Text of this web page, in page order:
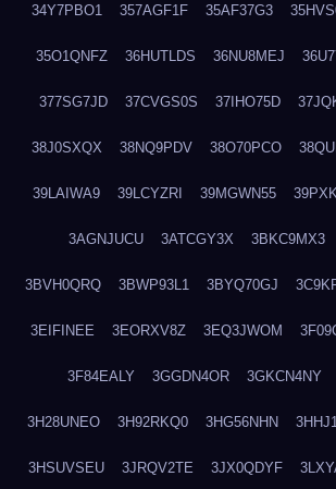
34Y7PBO1 357AGF1F 35AF37G3
35O1QNFZ 36HUTLDS 36NU8MEJ
377SG7JD 37CVGS0S 37IHO75D
38J0SXQX 38NQ9PDV 38O70PCO
39LAIWA9 39LCYZRI 39MGWN55
3AGNJUCU 3ATCGY3X 3BKC9MX3
3BVH0QRQ 3BWP93L1 3BYQ70GJ
3EIFINEE 3EORXV8Z 3EQ3JWOM
3F84EALY 3GGDN4OR 3GKCN4NY
3H28UNEO 3H92RKQ0 3HG56NHN
3HSUVSEU 3JRQV2TE 3JX0QDYF